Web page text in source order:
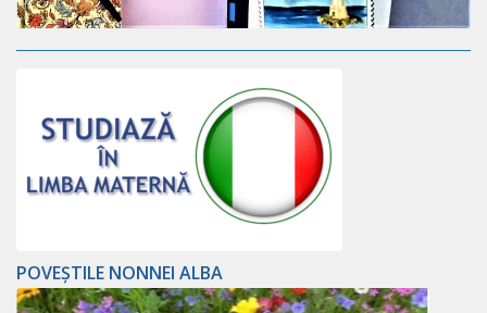
POVEȘTILE NONNEI ALBA